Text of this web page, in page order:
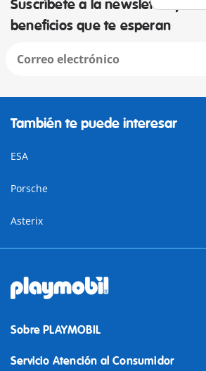
Suscríbete a la newsletter y
beneficios que te esperan
También te puede interesar
ESA
Porsche
Asterix
Sobre PLAYMOBIL
Servicio Atención al Consumidor